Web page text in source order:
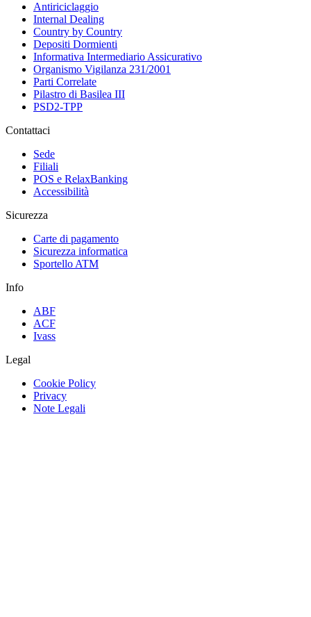
Antiriciclaggio
Internal Dealing
Country by Country
Depositi Dormienti
Informativa Intermediario Assicurativo
Organismo Vigilanza 231/2001
Parti Correlate
Pilastro di Basilea III
PSD2-TPP
Contattaci
Sede
Filiali
POS e RelaxBanking
Accessibilità
Sicurezza
Carte di pagamento
Sicurezza informatica
Sportello ATM
Info
ABF
ACF
Ivass
Legal
Cookie Policy
Privacy
Note Legali